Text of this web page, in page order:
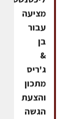
מציעה
עבור
בן
&
ג'ריס
מתכון
והצעת
הגשה